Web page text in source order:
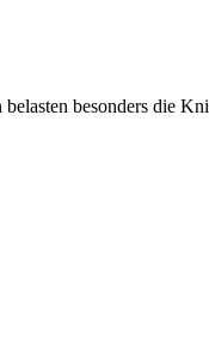
besonders die